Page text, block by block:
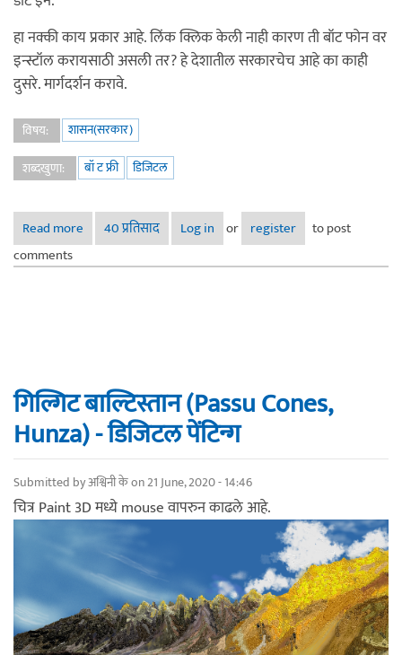
हा नक्की काय प्रकार आहे. लिंक क्लिक केली नाही कारण ती बॉट फोन वर
इन्स्टॉल करायसाठी असली तर? हे देशातील सरकारचेच आहे का काही
दुसरे. मार्गदर्शन करावे.
विषय:
शासन(सरकार)
शब्दखुणा:
बॉ ट फ्री डिजिटल
Read more about बॉट फ्री डिजिटल डिवायसेस कसे करावे? संबंधाने
40 प्रतिसाद Log in or register
to post
comments
गिल्गिट बाल्टिस्तान (Passu Cones,
Hunza) - डिजिटल पेंटिन्ग
Submitted byअश्विनी केon 21 June, 2020 - 14:46
चित्र Paint 3D मध्ये mouse वापरुन काढले आहे.